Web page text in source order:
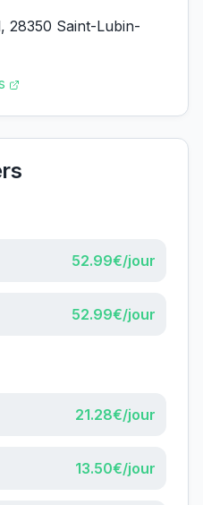
28350 Saint-Lubin-
52.99€/jour
52.99€/jour
21.28€/jour
13.50€/jour